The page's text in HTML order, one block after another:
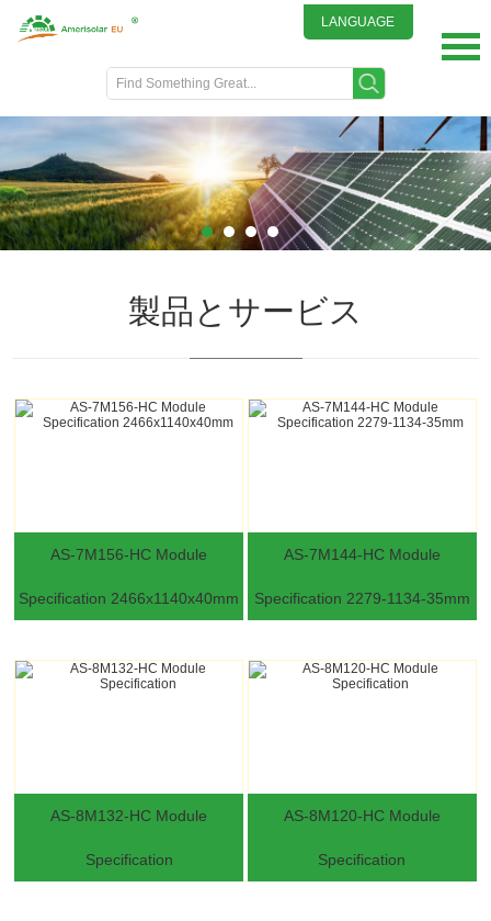
LANGUAGE
DEUTSCH
ITALIANO
FRENCH
GREEK
日本語
製品とサービス
AS-7M156-HC Module
Specification 2466x1140x40mm
AS-7M144-HC Module
Specification 2279-1134-35mm
AS-8M132-HC Module
Specification
AS-8M120-HC Module
Specification